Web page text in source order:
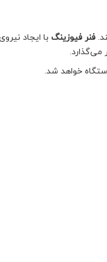
فنر فیوزینگبا ایجاد
می‌گذارد.
خواهد شد.